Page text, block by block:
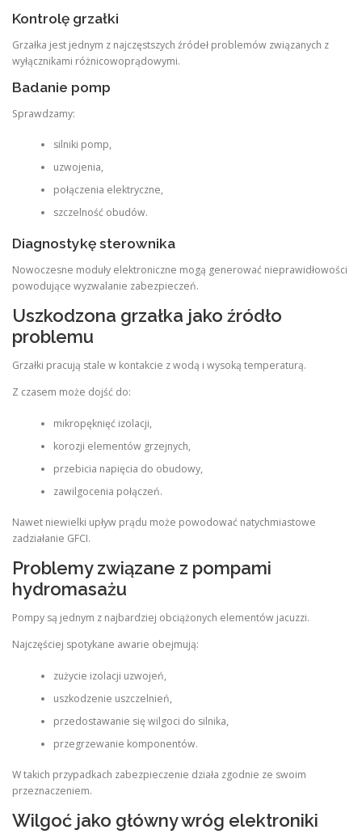
Kontrolę grzałki
Grzałka jest jednym z najczęstszych źródeł problemów związanych z
wyłącznikami różnicowoprądowymi.
Badanie pomp
Sprawdzamy:
silniki pomp,
uzwojenia,
połączenia elektryczne,
szczelność obudów.
Diagnostykę sterownika
Nowoczesne moduły elektroniczne mogą generować nieprawidłowości
powodujące wyzwalanie zabezpieczeń.
Uszkodzona grzałka jako źródło
problemu
Grzałki pracują stale w kontakcie z wodą i wysoką temperaturą.
Z czasem może dojść do:
mikropęknięć izolacji,
korozji elementów grzejnych,
przebicia napięcia do obudowy,
zawilgocenia połączeń.
Nawet niewielki upływ prądu może powodować natychmiastowe
zadziałanie GFCI.
Problemy związane z pompami
hydromasażu
Pompy są jednym z najbardziej obciążonych elementów jacuzzi.
Najczęściej spotykane awarie obejmują:
zużycie izolacji uzwojeń,
uszkodzenie uszczelnień,
przedostawanie się wilgoci do silnika,
przegrzewanie komponentów.
W takich przypadkach zabezpieczenie działa zgodnie ze swoim
przeznaczeniem.
Wilgoć jako główny wróg elektroniki